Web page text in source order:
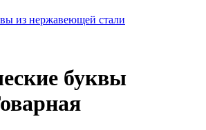
из нержавеющей стали
буквы